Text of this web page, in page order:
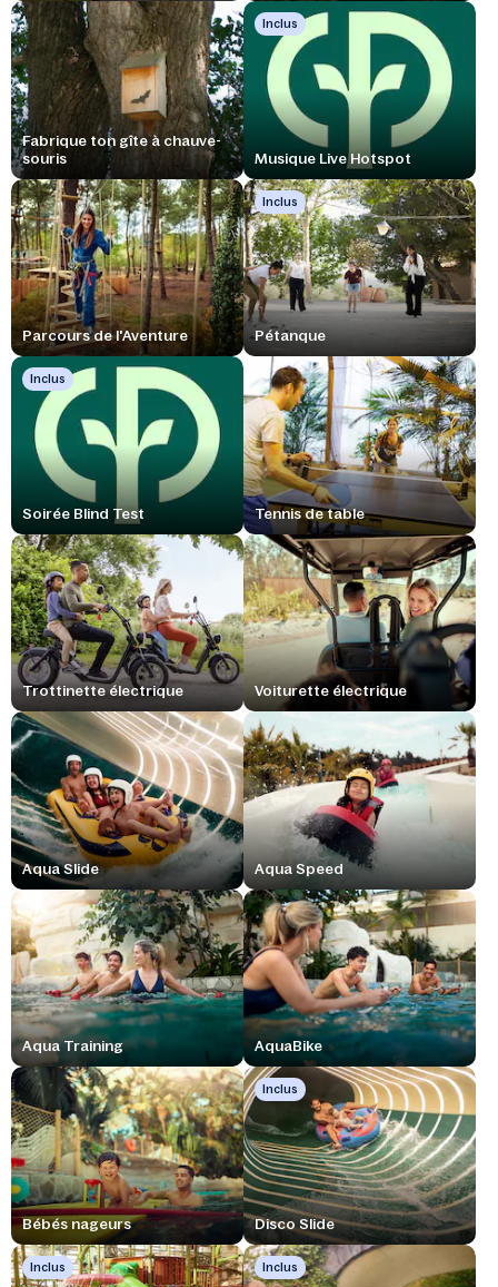
Fabrique ton gîte à chauve-
souris
Inclus
Musique Live Hotspot
Parcours de l'Aventure
Inclus
Pétanque
Inclus
Soirée Blind Test Tennis de table
Trottinette électrique Voiturette électrique
Aqua Slide Aqua Speed
Aqua Training AquaBike
Bébés nageurs
Inclus
Disco Slide
Inclus Inclus